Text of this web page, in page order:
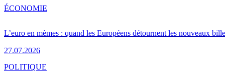
L’euro en mèmes : quand les Européens détournent les nouveaux
27.07.2026
ÉCONOMIE
POLITIQUE